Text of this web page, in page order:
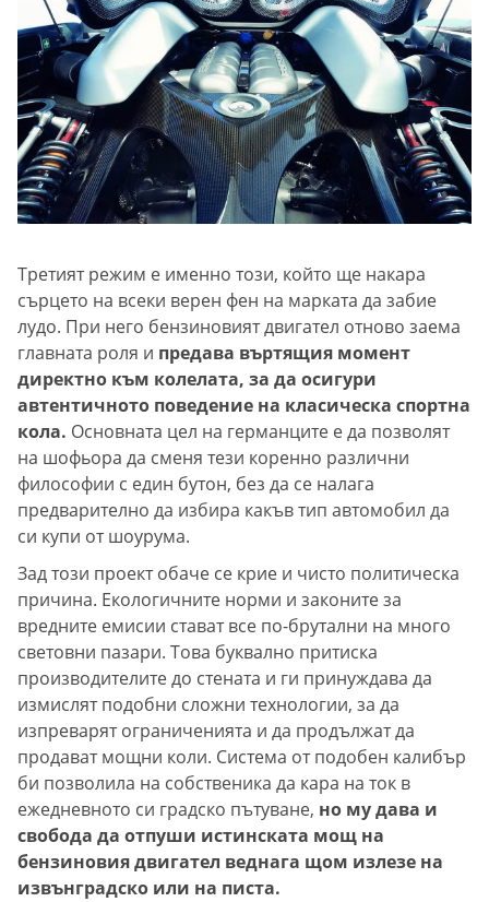
Третият режим е именно този, който ще накара
сърцето на всеки верен фен на марката да забие
лудо. При него бензиновият двигател отново заема
главната роля и предава въртящия момент
директно към колелата, за да осигури
автентичното поведение на класическа спортна
кола. Основната цел на германците е да позволят
на шофьора да сменя тези коренно различни
философии с един бутон, без да се налага
предварително да избира какъв тип автомобил да
си купи от шоурума.
Зад този проект обаче се крие и чисто политическа
причина. Екологичните норми и законите за
вредните емисии стават все по-брутални на много
световни пазари. Това буквално притиска
производителите до стената и ги принуждава да
измислят подобни сложни технологии, за да
изпреварят ограниченията и да продължат да
продават мощни коли. Система от подобен калибър
би позволила на собственика да кара на ток в
ежедневното си градско пътуване, но му дава и
свобода да отпуши истинската мощ на
бензиновия двигател веднага щом излезе на
извънградско или на писта.